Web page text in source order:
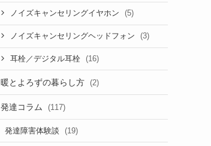
ノイズキャンセリングイヤホン (5)
ノイズキャンセリングヘッドフォン (3)
耳栓／デジタル耳栓 (16)
暖とよろずの暮らし方 (2)
発達コラム (117)
発達障害体験談 (19)